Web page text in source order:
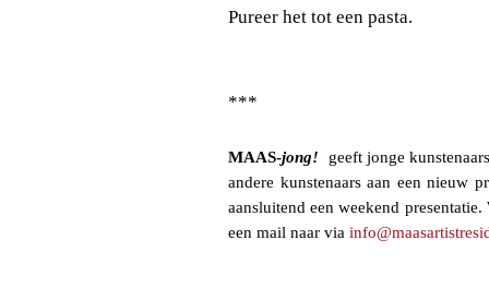
Pureer het tot een pasta.
***
MAAS-jong!
geeft jonge
andere kunstenaars aan een nieuw
aansluitend een weekend
een mail naar via